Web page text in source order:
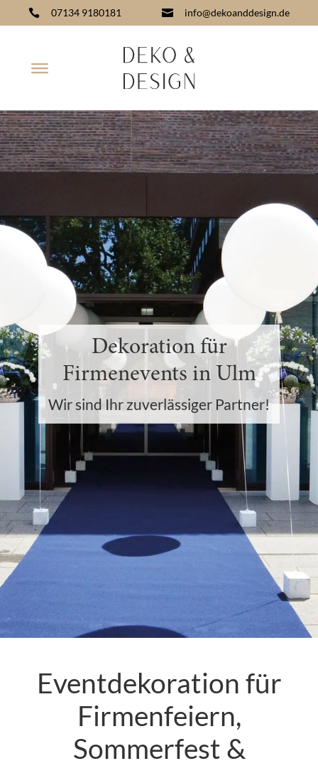
 07134 9180181  info@dekoanddesign.de
Dekoration für
Firmenevents in Ulm
Wir sind Ihr zuverlässiger Partner!
Eventdekoration für
Firmenfeiern,
Sommerfest &